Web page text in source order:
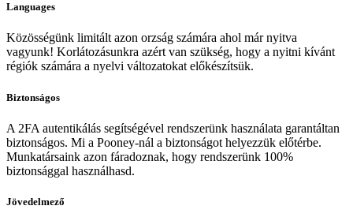
Languages
Közösségünk limitált azon orzság számára ahol már nyitva
vagyunk! Korlátozásunkra azért van szükség, hogy a nyitni kívánt
régiók számára a nyelvi változatokat előkészítsük.
Biztonságos
A 2FA autentikálás segítségével rendszerünk használata garantáltan
biztonságos. Mi a Pooney-nál a biztonságot helyezzük előtérbe.
Munkatársaink azon fáradoznak, hogy rendszerünk 100%
biztonsággal használhasd.
Jövedelmező